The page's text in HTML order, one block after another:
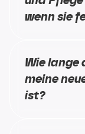
wenn sie
Wie lange
meine
ist?